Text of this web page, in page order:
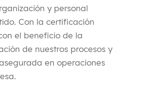
y personal
Con la certificación
el beneficio de la
de nuestros procesos y
en operaciones